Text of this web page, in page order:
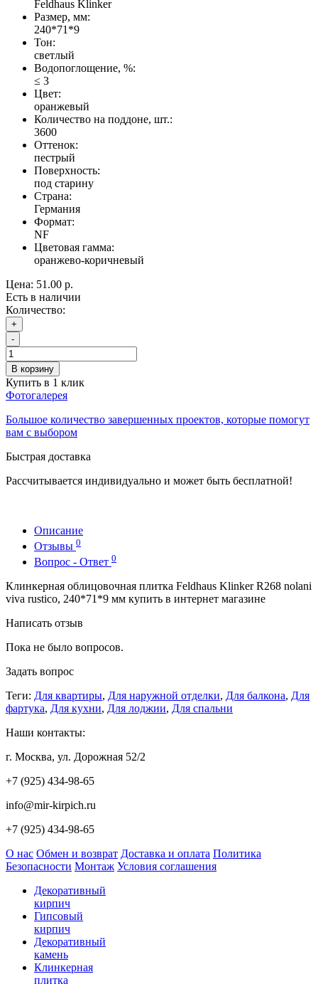
Feldhaus Klinker
Размер, мм:
240*71*9
Тон:
светлый
Водопоглощение, %:
≤ 3
Цвет:
оранжевый
Количество на поддоне, шт.:
3600
Оттенок:
пестрый
Поверхность:
под старину
Страна:
Германия
Формат:
NF
Цветовая гамма:
оранжево-коричневый
Цена: 51.00 р.
Есть в наличии
Количество:
+
-
В корзину
Купить в 1 клик
Фотогалерея
Большое количество завершенных проектов, которые помогут
вам с выбором
Быстрая доставка
Рассчитывается индивидуально и может быть бесплатной!
Описание
Отзывы 0
Вопрос - Ответ 0
Клинкерная облицовочная плитка Feldhaus Klinker R268 nolani
viva rustico, 240*71*9 мм купить в интернет магазине
Написать отзыв
Пока не было вопросов.
Задать вопрос
Теги: Для квартиры, Для наружной отделки, Для балкона, Для
фартука, Для кухни, Для лоджии, Для спальни
Наши контакты:
г. Москва, ул. Дорожная 52/2
+7 (925) 434-98-65
info@mir-kirpich.ru
+7 (925) 434-98-65
О нас Обмен и возврат Доставка и оплата Политика
Безопасности Монтаж Условия соглашения
Декоративный
кирпич
Гипсовый
кирпич
Декоративный
камень
Клинкерная
плитка